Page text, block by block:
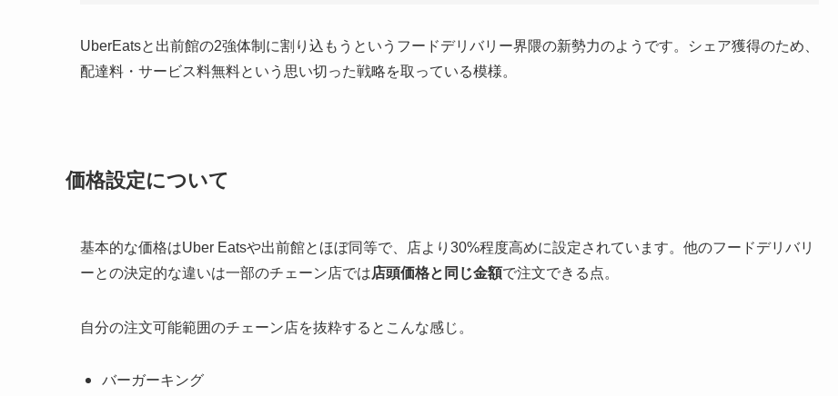
UberEatsと出前館の2強体制に割り込もうというフードデリバリー界隈の新勢力のようです。シェア獲得のため、
配達料・サービス料無料という思い切った戦略を取っている模様。
価格設定について
基本的な価格はUber Eatsや出前館とほぼ同等で、店より30%程度高めに設定されています。他のフードデリバリ
ーとの決定的な違いは一部のチェーン店では店頭価格と同じ金額で注文できる点。
自分の注文可能範囲のチェーン店を抜粋するとこんな感じ。
バーガーキング